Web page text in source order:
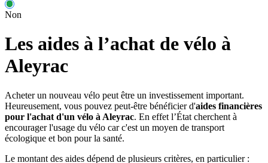
Non
Les aides à l’achat de vélo à
Aleyrac
Acheter un nouveau vélo peut être un investissement important.
Heureusement, vous pouvez peut-être bénéficier d'aides financières
pour l'achat d'un vélo à Aleyrac. En effet l’État cherchent à
encourager l'usage du vélo car c'est un moyen de transport
écologique et bon pour la santé.
Le montant des aides dépend de plusieurs critères, en particulier :